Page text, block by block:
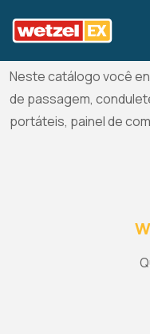
classificadas.
Neste catálogo você
de passagem,
portáteis, painel de